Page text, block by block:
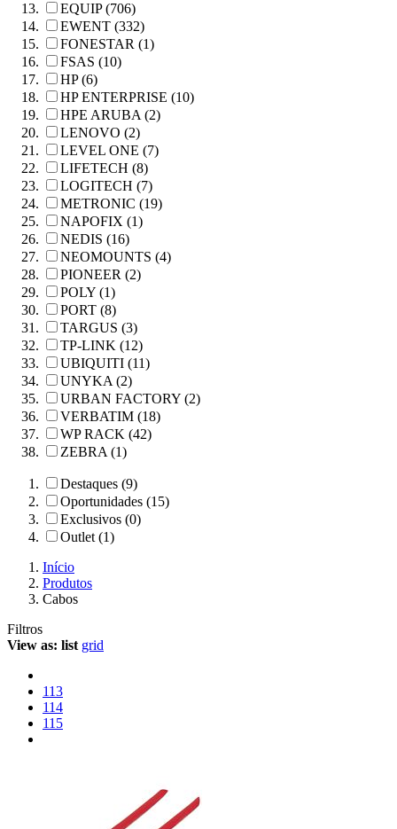
EQUIP (706)
EWENT (332)
FONESTAR (1)
FSAS (10)
HP (6)
HP ENTERPRISE (10)
HPE ARUBA (2)
LENOVO (2)
LEVEL ONE (7)
LIFETECH (8)
LOGITECH (7)
METRONIC (19)
NAPOFIX (1)
NEDIS (16)
NEOMOUNTS (4)
PIONEER (2)
POLY (1)
PORT (8)
TARGUS (3)
TP-LINK (12)
UBIQUITI (11)
UNYKA (2)
URBAN FACTORY (2)
VERBATIM (18)
WP RACK (42)
ZEBRA (1)
Destaques (9)
Oportunidades (15)
Exclusivos (0)
Outlet (1)
Início
Produtos
Cabos
Filtros
View as: list grid
113
114
115